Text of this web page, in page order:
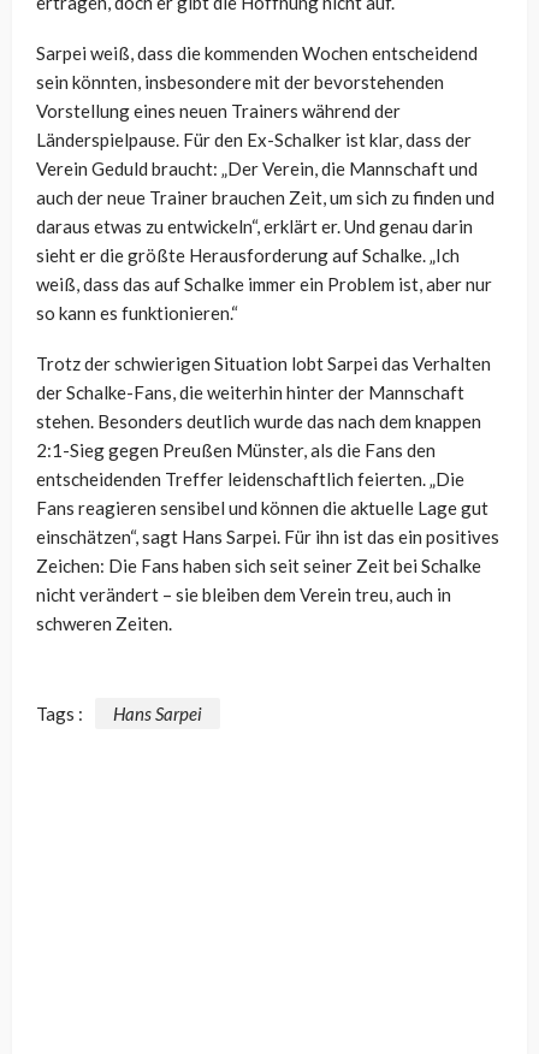
Sarpei weiß, dass die kommenden Wochen entscheidend
sein könnten, insbesondere mit der bevorstehenden
Vorstellung eines neuen Trainers während der
Länderspielpause. Für den Ex-Schalker ist klar, dass der
Verein Geduld braucht: „Der Verein, die Mannschaft und
auch der neue Trainer brauchen Zeit, um sich zu finden und
daraus etwas zu entwickeln“, erklärt er. Und genau darin
sieht er die größte Herausforderung auf Schalke. „Ich
weiß, dass das auf Schalke immer ein Problem ist, aber nur
so kann es funktionieren.“
Trotz der schwierigen Situation lobt Sarpei das Verhalten
der Schalke-Fans, die weiterhin hinter der Mannschaft
stehen. Besonders deutlich wurde das nach dem knappen
2:1-Sieg gegen Preußen Münster, als die Fans den
entscheidenden Treffer leidenschaftlich feierten. „Die
Fans reagieren sensibel und können die aktuelle Lage gut
einschätzen“, sagt Hans Sarpei. Für ihn ist das ein positives
Zeichen: Die Fans haben sich seit seiner Zeit bei Schalke
nicht verändert – sie bleiben dem Verein treu, auch in
schweren Zeiten.
Tags : Hans Sarpei